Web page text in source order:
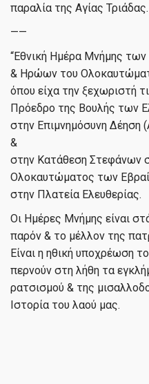
παραλία της Αγίας Τριάδας.
——
“Εθνική Ημέρα Μνήμης
& Ηρώων του
όπου είχα την ξεχωριστή
Πρόεδρο της Βουλής των
στην Επιμνημόσυνη Δέηση
&
στην Κατάθεση Στεφάνων
Ολοκαυτώματος των
στην Πλατεία Ελευθερίας.
Οι Ημέρες Μνήμης είναι
παρόν & το μέλλον της
Είναι η ηθική υποχρέωση
περνούν στη λήθη τα
ρατσισμού & της
Ιστορία του λαού μας.